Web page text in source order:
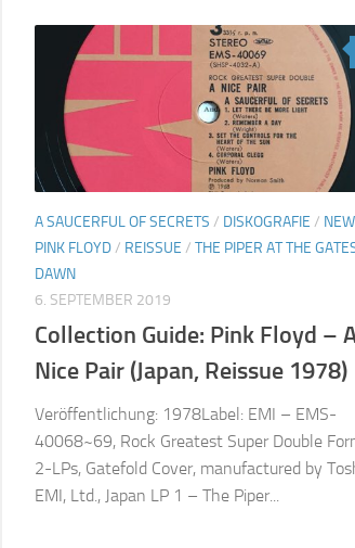
A SAUCERFUL OF SECRETS / DISKOGRAFIE /
PINK FLOYD/ REISSUE / THE PIPER AT THE
DAWN
6. SEPTEMBER 2019
Collection Guide: Pink Floyd –
Nice Pair (Japan, Reissue 1978)
Veröffentlichung: 1978Label: EMI – EMS-
40068~69, Rock Greatest Super Double
2-LPs, Gatefold Cover, manufactured by
EMI, Ltd., Japan LP 1 – The Piper...